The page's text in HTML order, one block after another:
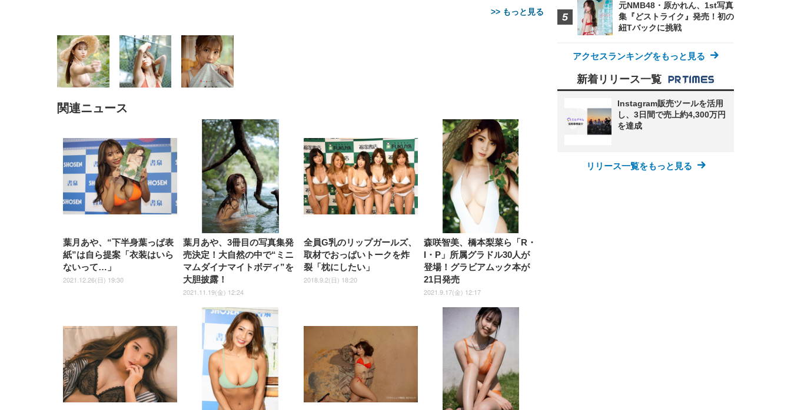
>> もっと見る
上げ式アームレスト コンパク
ト 約105度ロッキング pc 事務
椅子 360度回転 座面昇降 強化
ナイロン樹脂ベース 通気性メ
ッシュ 在宅ワーク H-
WY01(黒網+黒枠+黒足)
￥5,699
SIHOO B100 オフィスチェア
／デスクチェア メッシュチェ
ア 人間工学 疲れない ブラッ
ク
￥27,999
Sezlife オフィスチェア デスク
チェア 疲れない テレワーク
チェア 強化バックレスト 30
度ロッキング機能 人間工学 椅
子 腰サポート 90度跳ね上げ
式アームレスト 3Dヘッドレス
ト ハンガー付き 高反発クッシ
ョン PCチェア 通気性メッシ
ュ ゲーミング/勉強/事務用 お
しゃれ パソコンチェア (ブラ
ック)
￥7,680
Sezlife オフィスチェア デスク
チェア 強化バックレスト 30度
ロッキング機能 人間工学 椅子
腰サポート 90度跳ね上げ式ア
ームレスト 3Dヘッドレスト
ハンガー付き 高反発クッショ
ン PCチェア 通気性メッシュ
ゲーミング/勉強/事務用 おし
ゃれ パソコンチェア (ホワイ
ト)
￥7,680
ANDWINT オフィスチェ
ア デスクチェア 肘なし メ
ッシュ 通気性 ランバーサ
ポート付き 腰サポート ガ
ス圧無段階昇降 360度回
転 キャスター付き コンパ
クト 幅52×奥行58.5×高さ
84～96cm テレワーク 在
宅勤務 ブラック
￥4,139
EV3240X-WT | 31.5型4K
UHD・USB Type-C・ホワイ
ト
￥105,595
EIZO ビジネス向けプレミア
ムモニター | FlexScan
EV2740X-WT | 27.0型4K
UHD・USB Type-C・ホワイ
￥109,572
【純正品】27"ゲーミングモ
ニター DualSense 充電フッ
ク付き（CFI-ZDM1J）
￥49,979
HD（1920×1080）VA 非光
沢 HDMI/DisplayPort/VGA
スピーカー内蔵 高さ調整 ス
イベル VESA対応
ComfortView ビジネス向け
￥15,800
【MiniLED/24.5inch/280Hz/FHD】
GRAPHT THE SHOOTER
Gaming Monitor 24” Essential ゲ
ーミングモニター QD 24.5インチ
1ms FHD 量子ドット 残像低減 (3
年保証 | 輝点保証 | 日本メーカー)
￥34,980
捨て 無香料 ホワイト 300枚
￥3,373
Amazonベーシック ペットシ
ーツ 厚型 ワイド 42枚x2袋(84
枚) ホワイト(吸収面:ライトブ
ルー)
￥3,234
ネオ・ルーライフ ネオ・オム
ツ L 中型犬用 26枚入り 単品
￥1,800
Smart Basic(スマートベーシ
ック) 【Amazon.co.jp限定】
Smart Basic アイリスオーヤマ
ペットシーツ 超厚型 お徳用
ワイド 100枚入 (x 1) (ケース
販売)
￥3,670
アイリスオーヤマ ペット
シーツ 超厚型 お徳用 レギ
ュラー 200枚入
【Amazon.co.jp限定】
￥3,731
関連ニュース
葉月あや、“下半身葉っぱ表
紙”は自ら提案「衣装はいら
ないって…」
2021.12.26(日) 19:30
葉月あや、3冊目の写真集発
売決定！大自然の中で“ミニ
マムダイナマイトボディ”を
大胆披露！
2021.11.19(金) 12:24
全員G乳のリップガールズ、
取材でおっぱいトークを炸
裂「枕にしたい」
2018.9.2(日) 18:20
森咲智美、橋本梨菜ら「R・
I・P」所属グラドル30人が
登場！グラビアムック本が
21日発売
2021.9.17(金) 12:17
元NMB48・原かれん、1st写真
集『どストライク』発売！初の
紐Tバックに挑戦
アクセスランキングをもっと見る
新着リリース一覧
Instagram販売ツールを活用
し、3日間で売上約4,300万円
を達成
リリース一覧をもっと見る